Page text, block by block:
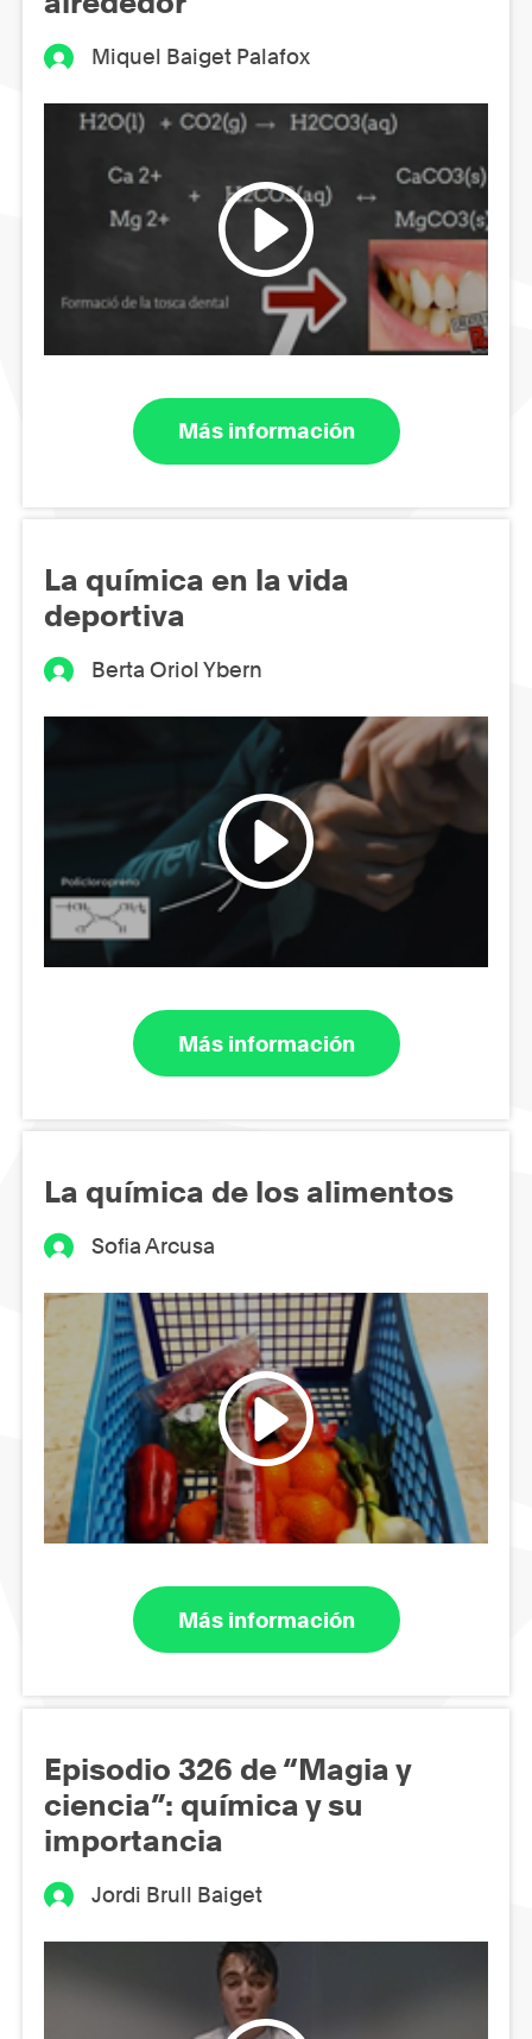
Miquel Baiget Palafox
Más información
La química en la vida
deportiva
Berta Oriol Ybern
Más información
La química de los alimentos
Sofia Arcusa
Más información
Episodio 326 de “Magia y
ciencia”: química y su
importancia
Jordi Brull Baiget